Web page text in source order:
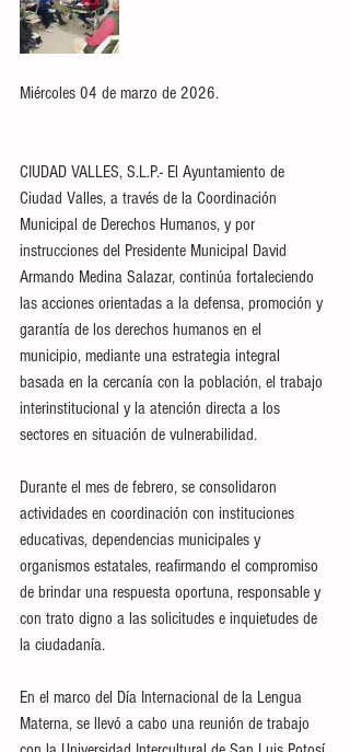
Miércoles 04 de marzo de 2026.
CIUDAD VALLES, S.L.P.- El Ayuntamiento de
Ciudad Valles, a través de la Coordinación
Municipal de Derechos Humanos, y por
instrucciones del Presidente Municipal David
Armando Medina Salazar, continúa fortaleciendo
las acciones orientadas a la defensa, promoción y
garantía de los derechos humanos en el
municipio, mediante una estrategia integral
basada en la cercanía con la población, el trabajo
interinstitucional y la atención directa a los
sectores en situación de vulnerabilidad.
Durante el mes de febrero, se consolidaron
actividades en coordinación con instituciones
educativas, dependencias municipales y
organismos estatales, reafirmando el compromiso
de brindar una respuesta oportuna, responsable y
con trato digno a las solicitudes e inquietudes de
la ciudadanía.
En el marco del Día Internacional de la Lengua
Materna, se llevó a cabo una reunión de trabajo